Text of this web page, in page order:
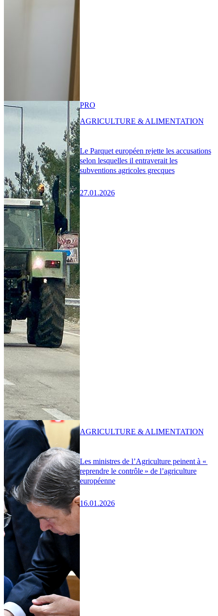
Le Parquet européen rejette les accusations
selon lesquelles il entraverait les
subventions agricoles grecques
27.01.2026
PRO
AGRICULTURE & ALIMENTATION
Les ministres de l’Agriculture peinent à «
reprendre le contrôle » de l’agriculture
européenne
16.01.2026
AGRICULTURE & ALIMENTATION